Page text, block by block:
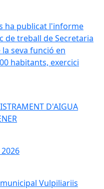
ha publicat l'informe 18/
ha publicat l'informe
de treball de Secretaria
seva funció en
habitants, exercici
D'AIGUA
D'AIGUA
Vulpiliariis
Vulpiliariis